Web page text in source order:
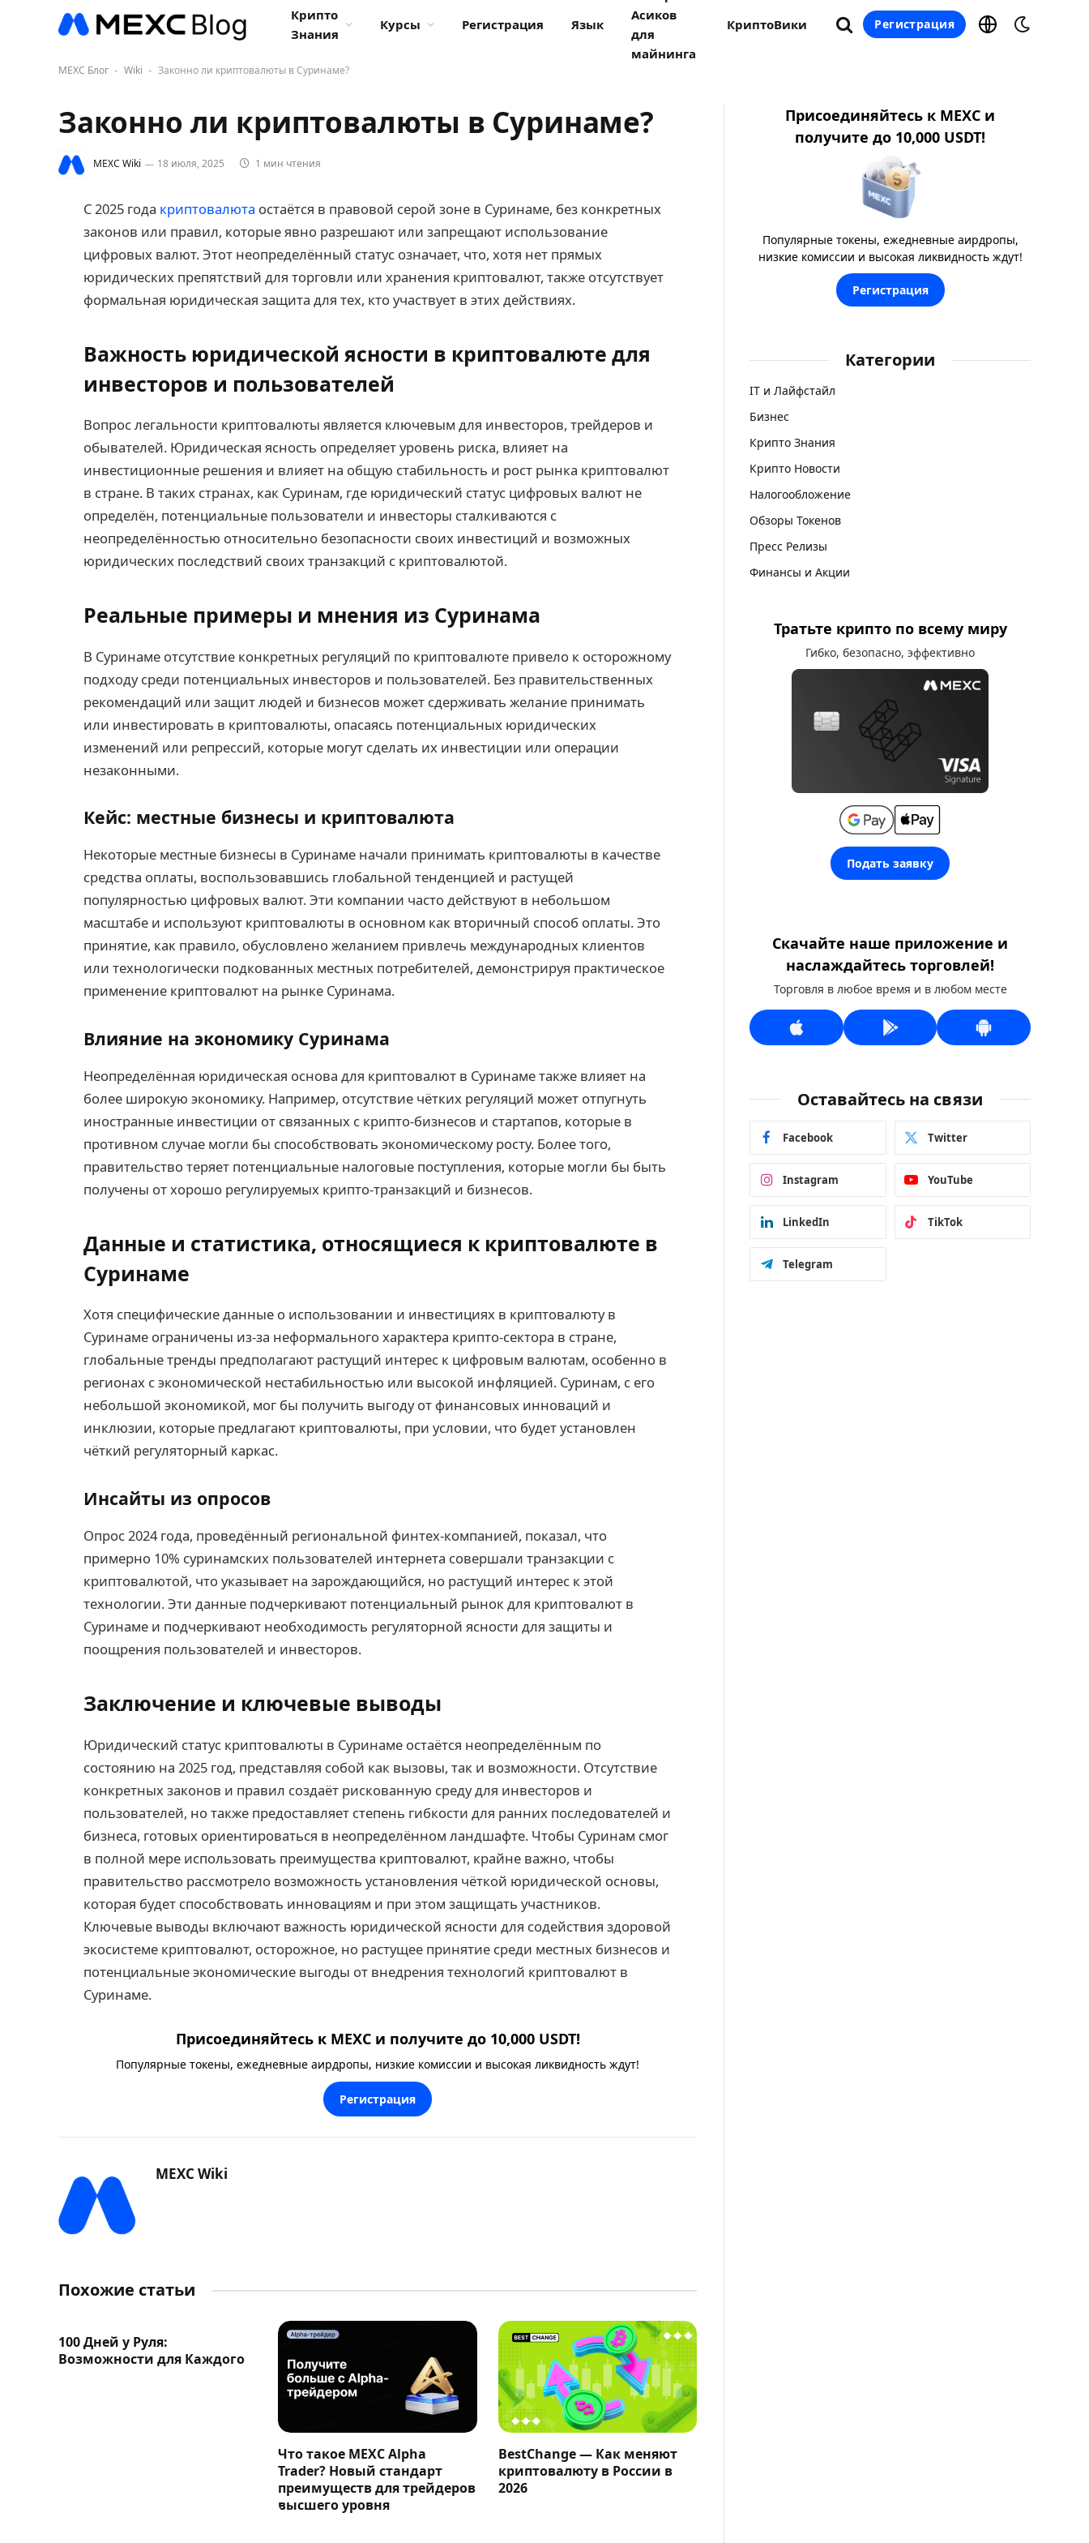
Крипто
Знания
Курсы Регистрация Язык
Асиков
для
майнинга
КриптоВики Регистрация
MEXC Блог - Wiki - Законно ли криптовалюты в Суринаме?
Законно ли криптовалюты в Суринаме?
MEXC Wiki 18 июля, 2025 1 мин чтения
С 2025 года криптовалюта остаётся в правовой серой зоне в Суринаме, без конкретных
законов или правил, которые явно разрешают или запрещают использование
цифровых валют. Этот неопределённый статус означает, что, хотя нет прямых
юридических препятствий для торговли или хранения криптовалют, также отсутствует
формальная юридическая защита для тех, кто участвует в этих действиях.
Важность юридической ясности в криптовалюте для
инвесторов и пользователей
Вопрос легальности криптовалюты является ключевым для инвесторов, трейдеров и
обывателей. Юридическая ясность определяет уровень риска, влияет на
инвестиционные решения и влияет на общую стабильность и рост рынка криптовалют
в стране. В таких странах, как Суринам, где юридический статус цифровых валют не
определён, потенциальные пользователи и инвесторы сталкиваются с
неопределённостью относительно безопасности своих инвестиций и возможных
юридических последствий своих транзакций с криптовалютой.
Реальные примеры и мнения из Суринама
В Суринаме отсутствие конкретных регуляций по криптовалюте привело к осторожному
подходу среди потенциальных инвесторов и пользователей. Без правительственных
рекомендаций или защит людей и бизнесов может сдерживать желание принимать
или инвестировать в криптовалюты, опасаясь потенциальных юридических
изменений или репрессий, которые могут сделать их инвестиции или операции
незаконными.
Кейс: местные бизнесы и криптовалюта
Некоторые местные бизнесы в Суринаме начали принимать криптовалюты в качестве
средства оплаты, воспользовавшись глобальной тенденцией и растущей
популярностью цифровых валют. Эти компании часто действуют в небольшом
масштабе и используют криптовалюты в основном как вторичный способ оплаты. Это
принятие, как правило, обусловлено желанием привлечь международных клиентов
или технологически подкованных местных потребителей, демонстрируя практическое
применение криптовалют на рынке Суринама.
Влияние на экономику Суринама
Неопределённая юридическая основа для криптовалют в Суринаме также влияет на
более широкую экономику. Например, отсутствие чётких регуляций может отпугнуть
иностранные инвестиции от связанных с крипто-бизнесов и стартапов, которые в
противном случае могли бы способствовать экономическому росту. Более того,
правительство теряет потенциальные налоговые поступления, которые могли бы быть
получены от хорошо регулируемых крипто-транзакций и бизнесов.
Данные и статистика, относящиеся к криптовалюте в
Суринаме
Хотя специфические данные о использовании и инвестициях в криптовалюту в
Суринаме ограничены из-за неформального характера крипто-сектора в стране,
глобальные тренды предполагают растущий интерес к цифровым валютам, особенно в
регионах с экономической нестабильностью или высокой инфляцией. Суринам, с его
небольшой экономикой, мог бы получить выгоду от финансовых инноваций и
инклюзии, которые предлагают криптовалюты, при условии, что будет установлен
чёткий регуляторный каркас.
Инсайты из опросов
Опрос 2024 года, проведённый региональной финтех-компанией, показал, что
примерно 10% суринамских пользователей интернета совершали транзакции с
криптовалютой, что указывает на зарождающийся, но растущий интерес к этой
технологии. Эти данные подчеркивают потенциальный рынок для криптовалют в
Суринаме и подчеркивают необходимость регуляторной ясности для защиты и
поощрения пользователей и инвесторов.
Заключение и ключевые выводы
Юридический статус криптовалюты в Суринаме остаётся неопределённым по
состоянию на 2025 год, представляя собой как вызовы, так и возможности. Отсутствие
конкретных законов и правил создаёт рискованную среду для инвесторов и
пользователей, но также предоставляет степень гибкости для ранних последователей и
бизнеса, готовых ориентироваться в неопределённом ландшафте. Чтобы Суринам смог
в полной мере использовать преимущества криптовалют, крайне важно, чтобы
правительство рассмотрело возможность установления чёткой юридической основы,
которая будет способствовать инновациям и при этом защищать участников.
Ключевые выводы включают важность юридической ясности для содействия здоровой
экосистеме криптовалют, осторожное, но растущее принятие среди местных бизнесов и
потенциальные экономические выгоды от внедрения технологий криптовалют в
Суринаме.
Присоединяйтесь к MEXC и получите до 10,000 USDT!
Популярные токены, ежедневные аирдропы, низкие комиссии и высокая ликвидность ждут!
Регистрация
MEXC Wiki
Похожие статьи
100 Дней у Руля:
Возможности для Каждого
Что такое MEXC Alpha
Trader? Новый стандарт
преимуществ для трейдеров
высшего уровня
BestChange — Как меняют
криптовалюту в России в
2026
Присоединяйтесь к MEXC и
получите до 10,000 USDT!
Популярные токены, ежедневные аирдропы,
низкие комиссии и высокая ликвидность ждут!
Регистрация
Категории
IT и Лайфстайл
Бизнес
Крипто Знания
Крипто Новости
Налогообложение
Обзоры Токенов
Пресс Релизы
Финансы и Акции
Тратьте крипто по всему миру
Гибко, безопасно, эффективно
Подать заявку
Скачайте наше приложение и
наслаждайтесь торговлей!
Торговля в любое время и в любом месте
Оставайтесь на связи
Facebook Twitter
Instagram YouTube
LinkedIn TikTok
Telegram